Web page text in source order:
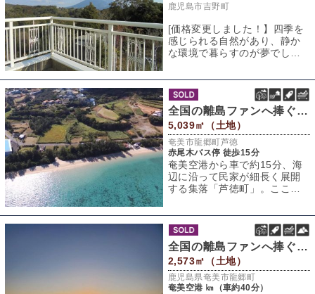
鹿児島市吉野町
[価格変更しました！】四季を
感じられる自然があり、静か
な環境で暮らすのが夢でし
全国の離島ファンへ捧ぐ、憧れの島物件vo.3
5,039㎡（土地）
奄美市龍郷町芦徳
赤尾木バス停 徒歩15分
奄美空港から車で約15分、海
辺に沿って民家が細長く展開
する集落「芦徳町」。ここは
2,573㎡（土地）
鹿児島県奄美市龍郷町
奄美空港 ㎞（車約40分）